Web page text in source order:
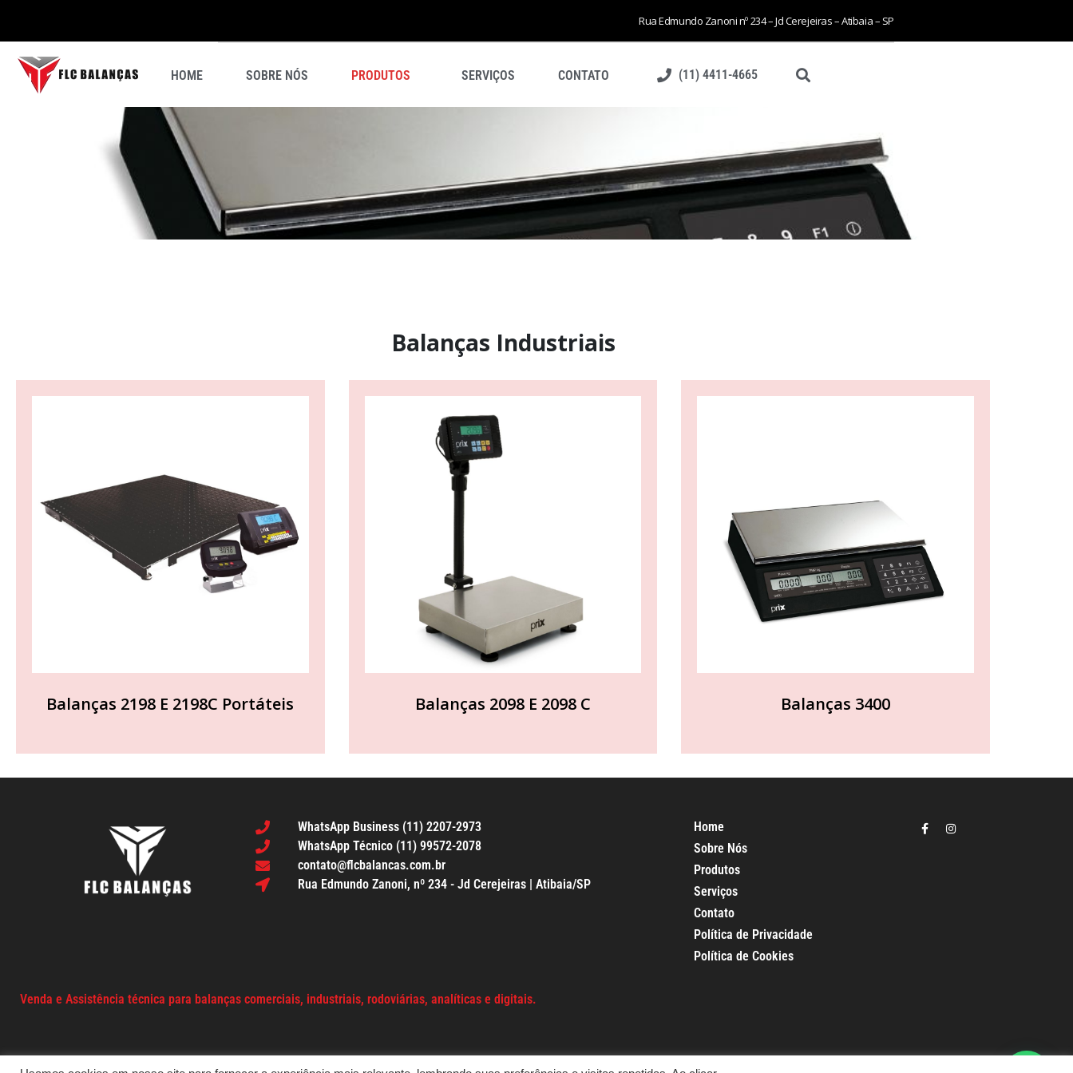
Rua Edmundo Zanoni nº 234 – Jd Cerejeiras – Atibaia – SP
HOME SOBRE NÓS PRODUTOS SERVIÇOS CONTATO (11) 4411-4665
Balanças Industriais
Balanças 2198 E 2198C Portáteis Balanças 2098 E 2098 C Balanças 3400
WhatsApp Business (11) 2207-2973
WhatsApp Técnico (11) 99572-2078
contato@flcbalancas.com.br
Rua Edmundo Zanoni, nº 234 - Jd Cerejeiras | Atibaia/SP
Home
Sobre Nós
Produtos
Serviços
Contato
Política de Privacidade
Política de Cookies
Venda e Assistência técnica para balanças comerciais, industriais, rodoviárias, analíticas e digitais.